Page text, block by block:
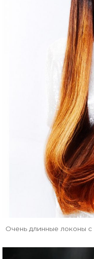
Очень длинные локоны